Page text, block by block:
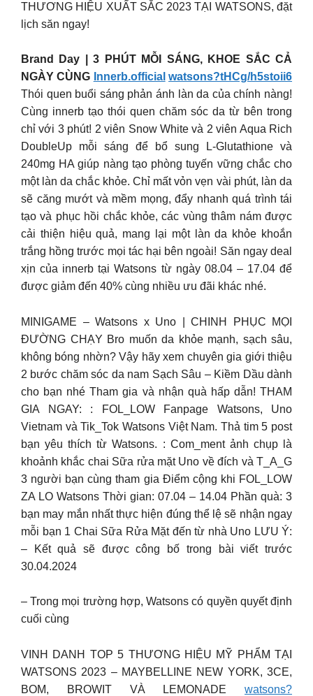
THƯƠNG HIỆU XUẤT SẮC 2023 TẠI WATSONS, đặt
lịch săn ngay!
Brand Day | 3 PHÚT MỖI SÁNG, KHOE SẮC CẢ
NGÀY CÙNG Innerb.official watsons?tHCg/h5stoii6
Thói quen buổi sáng phản ánh làn da của chính nàng!
Cùng innerb tạo thói quen chăm sóc da từ bên trong
chỉ với 3 phút! 2 viên Snow White và 2 viên Aqua Rich
DoubleUp mỗi sáng để bổ sung L-Glutathione và
240mg HA giúp nàng tạo phòng tuyến vững chắc cho
một làn da chắc khỏe. Chỉ mất vỏn vẹn vài phút, làn da
sẽ căng mướt và mềm mọng, đẩy nhanh quá trình tái
tạo và phục hồi chắc khỏe, các vùng thâm nám được
cải thiện hiệu quả, mang lại một làn da khỏe khoắn
trắng hồng trước mọi tác hại bên ngoài! Săn ngay deal
xịn của innerb tại Watsons từ ngày 08.04 – 17.04 để
được giảm đến 40% cùng nhiều ưu đãi khác nhé.
MINIGAME – Watsons x Uno | CHINH PHỤC MỌI
ĐƯỜNG CHẠY Bro muốn da khỏe mạnh, sạch sâu,
không bóng nhờn? Vậy hãy xem chuyên gia giới thiệu
2 bước chăm sóc da nam Sạch Sâu – Kiềm Dầu dành
cho bạn nhé Tham gia và nhận quà hấp dẫn! THAM
GIA NGAY: : FOL_LOW Fanpage Watsons, Uno
Vietnam và Tik_Tok Watsons Việt Nam. Thả tim 5 post
bạn yêu thích từ Watsons. : Com_ment ảnh chụp là
khoảnh khắc chai Sữa rửa mặt Uno về đích và T_A_G
3 người bạn cùng tham gia Điểm cộng khi FOL_LOW
ZA LO Watsons Thời gian: 07.04 – 14.04 Phần quà: 3
bạn may mắn nhất thực hiện đúng thể lệ sẽ nhận ngay
mỗi bạn 1 Chai Sữa Rửa Mặt đến từ nhà Uno LƯU Ý:
– Kết quả sẽ được công bố trong bài viết trước
30.04.2024
– Trong mọi trường hợp, Watsons có quyền quyết định
cuối cùng
VINH DANH TOP 5 THƯƠNG HIỆU MỸ PHẨM TẠI
WATSONS 2023 – MAYBELLINE NEW YORK, 3CE,
BOM, BROWIT VÀ LEMONADE watsons?